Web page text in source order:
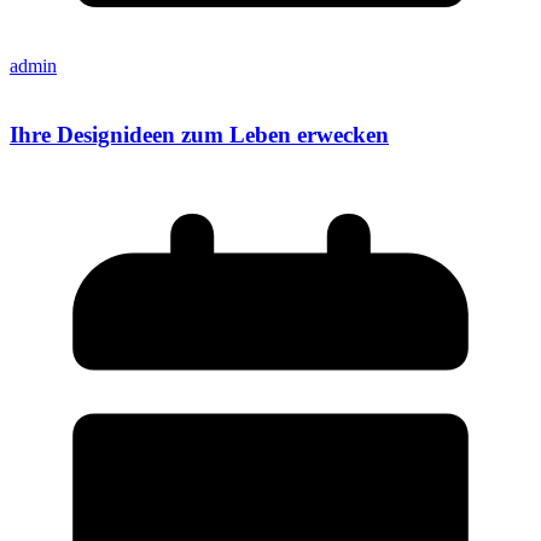
admin
Ihre Designideen zum Leben erwecken